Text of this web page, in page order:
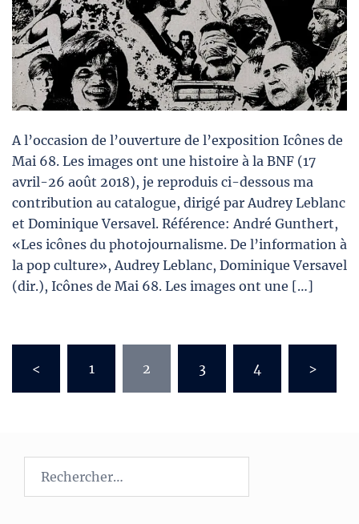
A l’occasion de l’ouverture de l’exposition Icônes de
Mai 68. Les images ont une histoire à la BNF (17
avril-26 août 2018), je reproduis ci-dessous ma
contribution au catalogue, dirigé par Audrey Leblanc
et Dominique Versavel. Référence: André Gunthert,
«Les icônes du photojournalisme. De l’information à
la pop culture», Audrey Leblanc, Dominique Versavel
(dir.), Icônes de Mai 68. Les images ont une […]
des
publications
< 1 2 3 4 >